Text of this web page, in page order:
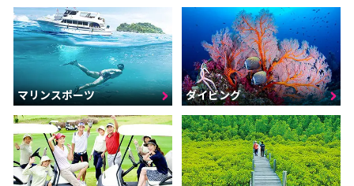
マリンスポーツ ダイビング